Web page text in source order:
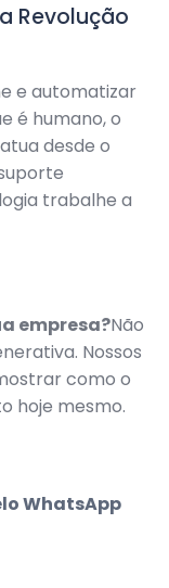
Revolução
e automatizar
é humano, o
desde o
trabalhe a
empresa?Não
Nossos
como o
hoje mesmo.
WhatsApp